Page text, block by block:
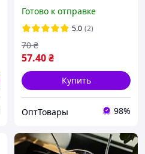
Готово к отправке
5.0 (2)
57.40₴
70 ₴
Купить
ОптТовары 98%